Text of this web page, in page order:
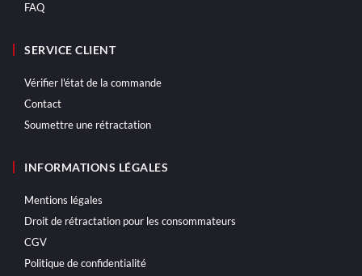
FAQ
SERVICE CLIENT
Vérifier l'état de la commande
Contact
Soumettre une rétractation
INFORMATIONS LÉGALES
Mentions légales
Droit de rétractation pour les consommateurs
CGV
Politique de confidentialité